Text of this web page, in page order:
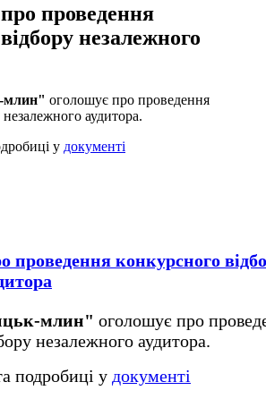
проведення
незалежного
млин" оголошує про проведення
аудитора.
у документі
проведення конкурсного
млин" оголошує про
незалежного аудитора.
подробиці у документі